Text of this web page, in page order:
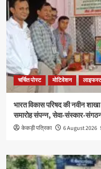
चर्चित पोस्ट मोटिवेशन
भारत विकास परिषद की नवीन शाखा
समारोह संपन्न, सेवा-संस्कार-
केकड़ी पत्रिका 6 August 2026